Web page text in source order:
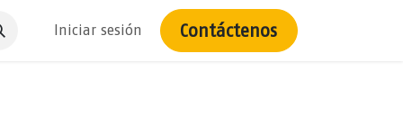
Iniciar sesión Contáctenos